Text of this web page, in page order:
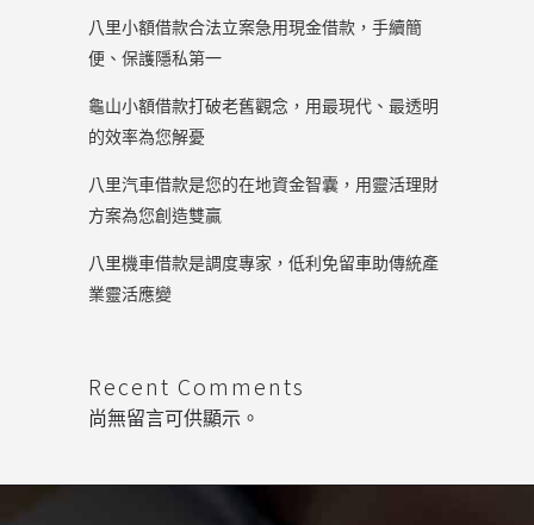
八里小額借款合法立案急用現金借款，手續簡
便、保護隱私第一
龜山小額借款打破老舊觀念，用最現代、最透明
的效率為您解憂
八里汽車借款是您的在地資金智囊，用靈活理財
方案為您創造雙贏
八里機車借款是調度專家，低利免留車助傳統產
業靈活應變
Recent Comments
尚無留言可供顯示。